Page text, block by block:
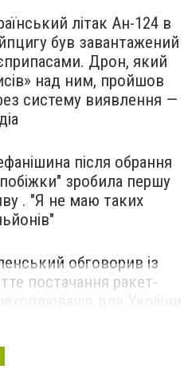
літак Ан-124 в
був завантажений
Дрон, який
над ним, пройшов
систему виявлення —
після обрання
зробила першу
. "Я не маю таких
обговорив із
постачання ракет-
для України